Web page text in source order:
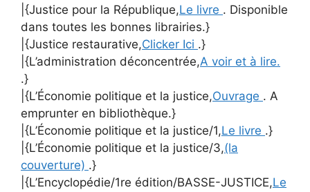
|{Justice pour la République,Le livre . Disponible
dans toutes les bonnes librairies.}
|{Justice restaurative,Clicker Ici .}
|{L’administration déconcentrée,A voir et à lire.
.}
|{L’Économie politique et la justice,Ouvrage . A
emprunter en bibliothèque.}
|{L’Économie politique et la justice/1,Le livre .}
|{L’Économie politique et la justice/3,(la
couverture) .}
|{L’Encyclopédie/1re édition/BASSE-JUSTICE,Le